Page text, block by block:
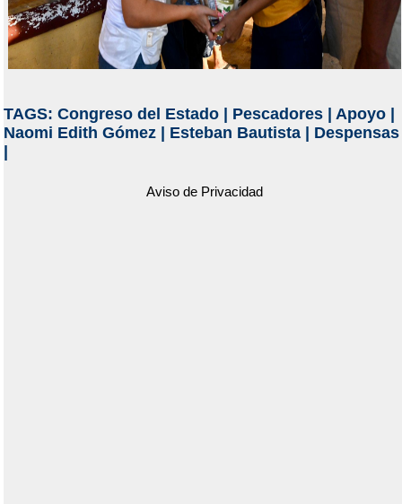
TAGS: Congreso del Estado| Pescadores| Apoyo|
Naomi Edith Gómez| Esteban Bautista| Despensas
Aviso de Privacidad